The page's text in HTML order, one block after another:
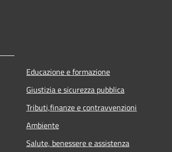
Educazione e formazione
Giustizia e sicurezza pubblica
Tributi,finanze e contravvenzioni
Ambiente
Salute, benessere e assistenza